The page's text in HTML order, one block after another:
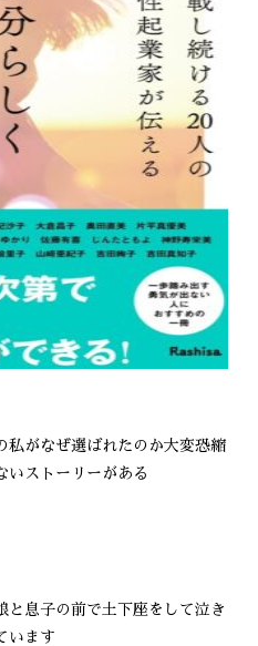
私がなぜ選ばれたのか大変恐縮
いストーリーがある
と息子の前で土下座をして泣き
います